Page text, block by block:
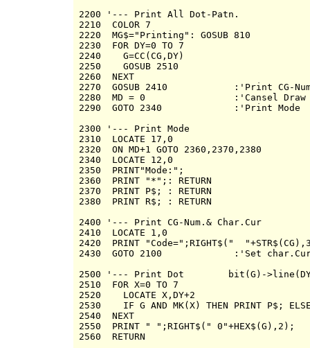
2200 '--- Print All Dot-Patn.
2210  COLOR 7
2220  MG$="Printing": GOSUB 810
2230  FOR DY=0 TO 7
2240    G=CC(CG,DY)
2250    GOSUB 2510
2260  NEXT
2270  GOSUB 2410            :'Print CG-
2280  MD = 0                :'Cansel Draw
2290  GOTO 2340             :'Print Mode
2300 '--- Print Mode
2310  LOCATE 17,0
2320  ON MD+1 GOTO 2360,2370,2380
2340  LOCATE 12,0
2350  PRINT"Mode:";
2360  PRINT "*";: RETURN
2370  PRINT P$; : RETURN
2380  PRINT R$; : RETURN
2400 '--- Print CG-Num.& Char.Cur
2410  LOCATE 1,0
2420  PRINT "Code=";RIGHT$("
2430  GOTO 2100             :'Set
2500 '--- Print Dot        bit(G)-
2510  FOR X=0 TO 7
2520    LOCATE X,DY+2
2530    IF G AND MK(X) THEN PRINT P$;
2540  NEXT
2550  PRINT " ";RIGHT$(" 0"+HEX$(G),2);
2560  RETURN